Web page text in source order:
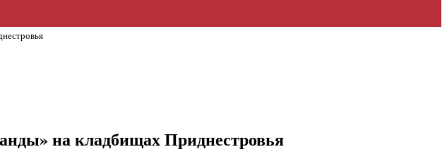
на кладбищах Приднестровья